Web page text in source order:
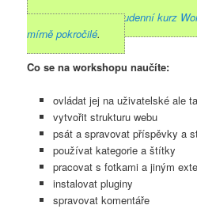
Alternativa:dvoudenní kurz
mírně pokročilé.
Co se na workshopu naučíte:
ovládat jej na uživatelské ale
vytvořit strukturu webu
psát a spravovat příspěvky a
používat kategorie a štítky
pracovat s fotkami a jiným
instalovat pluginy
spravovat komentáře